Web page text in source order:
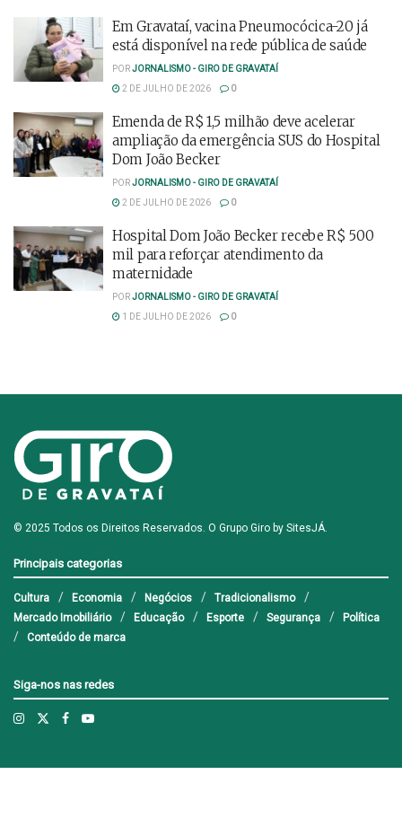
Em Gravataí, vacina Pneumocócica-20 já
está disponível na rede pública de saúde
PORJORNALISMO - GIRO DE GRAVATAÍ
2 DE JULHO DE 2026
0
Emenda de R$ 1,5 milhão deve acelerar
ampliação da emergência SUS do Hospital
Dom João Becker
PORJORNALISMO - GIRO DE GRAVATAÍ
2 DE JULHO DE 2026
0
Hospital Dom João Becker recebe R$ 500
mil para reforçar atendimento da
maternidade
PORJORNALISMO - GIRO DE GRAVATAÍ
1 DE JULHO DE 2026
0
© 2025 Todos os Direitos Reservados. O Grupo Giro by SitesJÁ.
Principais categorias
Cultura Economia Negócios
Tradicionalismo
Mercado Imobiliário
Educação Esporte Segurança
Política
Conteúdo de marca
Siga-nos nas redes